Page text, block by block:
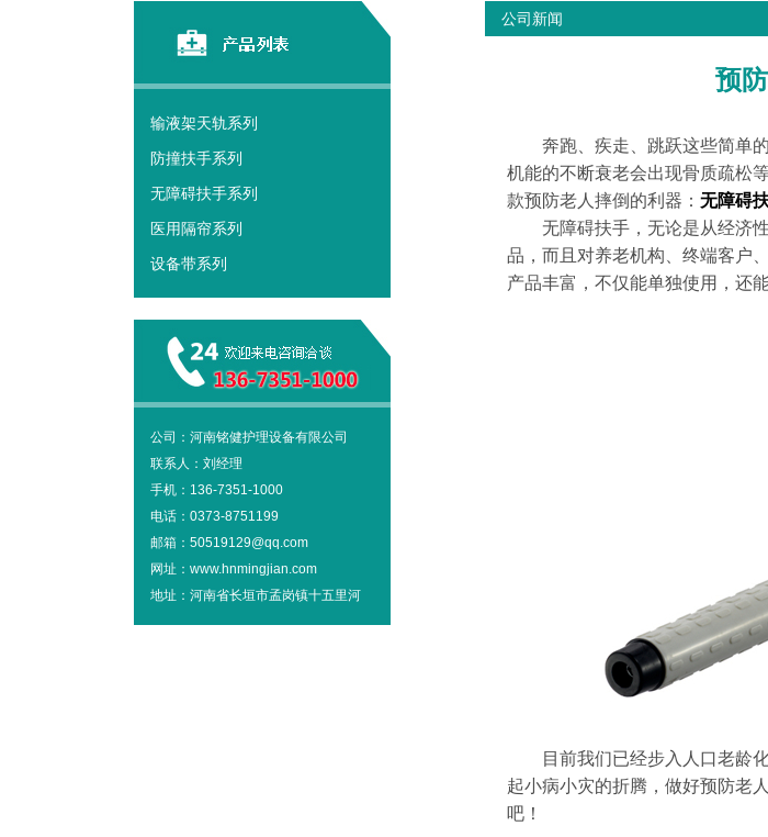
输液架天轨系列
防撞扶手系列
无障碍扶手系列
医用隔帘系列
设备带系列
公司：河南铭健护理设备有限公司
联系人：刘经理
手机：136-7351-1000
电话：0373-8751199
邮箱：50519129@qq.com
网址：www.hnmingjian.com
地址：河南省长垣市孟岗镇十五里河
公司新闻
预
奔跑、疾走、跳跃这些简单的
机能的不断衰老会出现骨质疏松
款预防老人摔倒的利器： 无障碍
无障碍扶手，无论是从经济性
品，而且对养老机构、终端客户
产品丰富，不仅能单独使用，还
目前我们已经步入人口老龄化
起小病小灾的折腾，做好预防老
吧！